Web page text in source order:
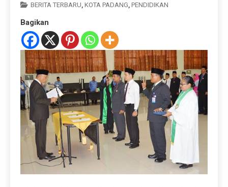
BERITA TERBARU KOTA PADANG PENDIDIKAN
Bagikan